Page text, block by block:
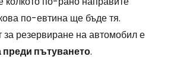
по-евтина ще бъде тя.
резервиране на автомобил е
пътуването.